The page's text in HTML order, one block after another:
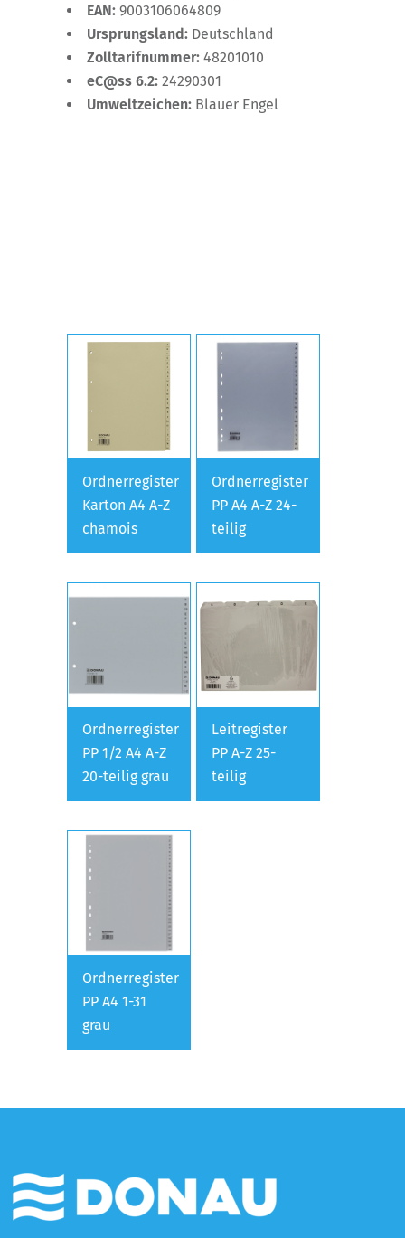
EAN: 9003106064809
Ursprungsland: Deutschland
Zolltarifnummer: 48201010
eC@ss 6.2: 24290301
Umweltzeichen: Blauer Engel
Ordnerregister
Karton A4 A-Z
chamois
Ordnerregister
PP A4 A-Z 24-
teilig
Ordnerregister
PP 1/2 A4 A-Z
20-teilig grau
Leitregister
PP A-Z 25-
teilig
Ordnerregister
PP A4 1-31
grau